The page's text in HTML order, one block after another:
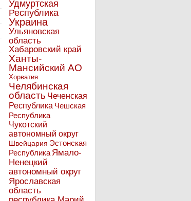
Удмуртская
Республика
Украина
Ульяновская
область
Хабаровский край
Ханты-
Мансийский АО
Хорватия
Челябинская
область Чеченская
Республика Чешская
Республика
Чукотский
автономный округ
Швейцария Эстонская
Республика Ямало-
Ненецкий
автономный округ
Ярославская
область